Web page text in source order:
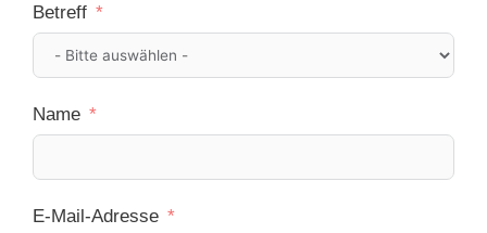
Betreff
Name
E-Mail-Adresse